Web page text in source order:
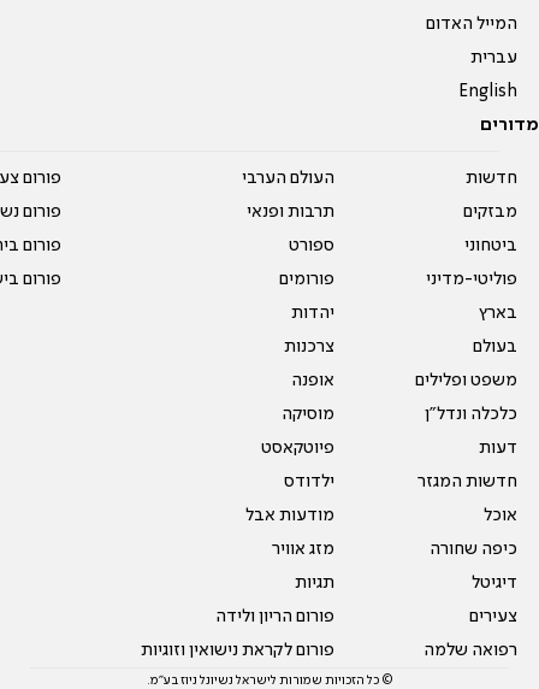
המייל האדום
עברית
English
מדורים
חדשות
מבזקים
ביטחוני
פוליטי-מדיני
בארץ
בעולם
משפט ופלילים
כלכלה ונדל"ן
דעות
חדשות המגזר
אוכל
כיפה שחורה
דיגיטל
צעירים
רפואה שלמה
העולם הערבי
תרבות ופנאי
ספורט
פורומים
יהדות
צרכנות
אופנה
מוסיקה
פיוטקאסט
ילדודס
מודעות אבל
מזג אוויר
תגיות
פורום הריון ולידה
פורום לקראת נישואין וזוגיות
פורום
פורום
פורום
פורום
© כל הזכויות שמורות לישראל נשיונל ניוז בע"מ.